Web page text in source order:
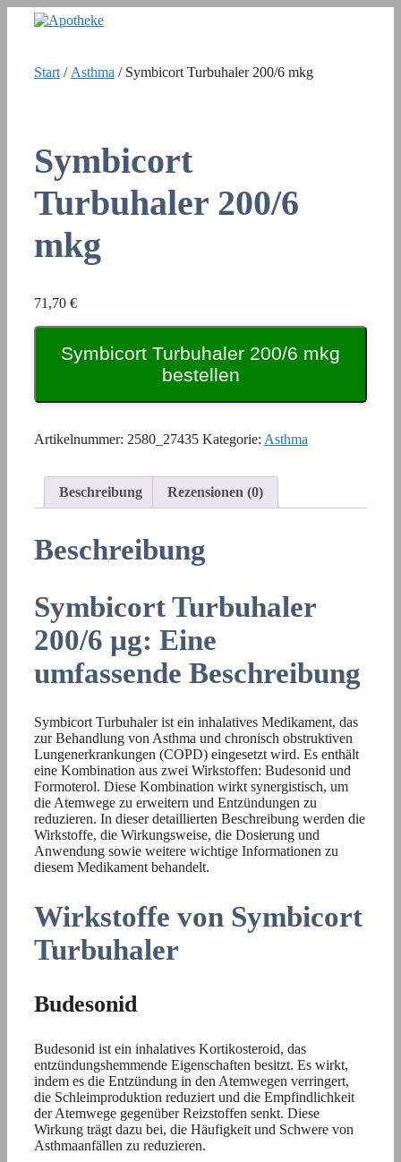
Inhalt
Start / Asthma / Symbicort Turbuhaler 200/6 mkg
Symbicort
Turbuhaler 200/6
mkg
71,70 €
Symbicort Turbuhaler 200/6 mkg
bestellen
Artikelnummer: 2580_27435 Kategorie: Asthma
Beschreibung Rezensionen (0)
Beschreibung
Symbicort Turbuhaler
200/6 µg: Eine
umfassende Beschreibung
Symbicort Turbuhaler ist ein inhalatives Medikament, das
zur Behandlung von Asthma und chronisch obstruktiven
Lungenerkrankungen (COPD) eingesetzt wird. Es enthält
eine Kombination aus zwei Wirkstoffen: Budesonid und
Formoterol. Diese Kombination wirkt synergistisch, um
die Atemwege zu erweitern und Entzündungen zu
reduzieren. In dieser detaillierten Beschreibung werden die
Wirkstoffe, die Wirkungsweise, die Dosierung und
Anwendung sowie weitere wichtige Informationen zu
diesem Medikament behandelt.
Wirkstoffe von Symbicort
Turbuhaler
Budesonid
Budesonid ist ein inhalatives Kortikosteroid, das
entzündungshemmende Eigenschaften besitzt. Es wirkt,
indem es die Entzündung in den Atemwegen verringert,
die Schleimproduktion reduziert und die Empfindlichkeit
der Atemwege gegenüber Reizstoffen senkt. Diese
Wirkung trägt dazu bei, die Häufigkeit und Schwere von
Asthmaanfällen zu reduzieren.